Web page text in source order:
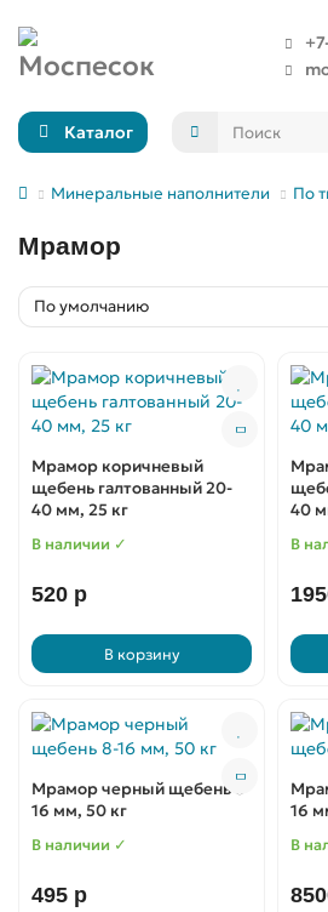
Каталог
Минеральные наполнители По
Мрамор
Мрамор коричневый
щебень галтованный 20-
40 мм, 25 кг
В наличии ✓
520 р
В корзину
40
В
Мрамор черный щебень 8-
16 мм, 50 кг
В наличии ✓
495 р
16
В